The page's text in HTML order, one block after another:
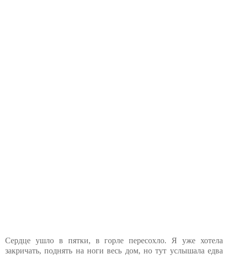
Сердце ушло в пятки, в горле пересохло. Я уже хотела
закричать, поднять на ноги весь дом, но тут услышала едва